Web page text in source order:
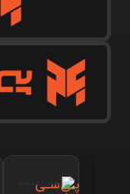
پـی‌سـی